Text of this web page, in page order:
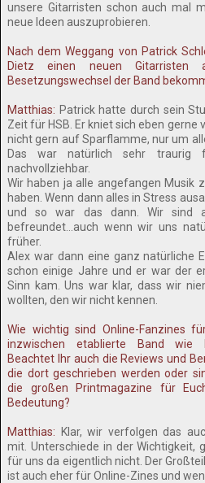
unsere Gitarristen schon auch mal
neue Ideen auszuprobieren.
Nach dem Weggang von Patrick
Dietz einen neuen
Besetzungswechsel der Band
Matthias: Patrick hatte durch sein
Zeit für HSB. Er kniet sich eben gerne
nicht gern auf Sparflamme, nur um
Das war natürlich sehr traurig
nachvollziehbar.
Wir haben ja alle angefangen Musik
haben. Wenn dann alles in Stress
und so war das dann. Wir sind
befreundet…auch wenn wir uns
früher.
Alex war dann eine ganz natürliche
schon einige Jahre und er war der
Sinn kam. Uns war klar, dass wir
wollten, den wir nicht kennen.
Wie wichtig sind Online-Fanzines
inzwischen etablierte Band wie
Beachtet Ihr auch die Reviews und
die dort geschrieben werden oder
die großen Printmagazine für
Bedeutung?
Matthias: Klar, wir verfolgen das
mit. Unterschiede in der Wichtigkeit,
für uns da eigentlich nicht. Der
ist auch eher für Online-Zines und